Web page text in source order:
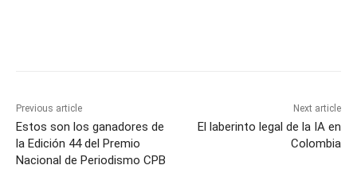
Previous article
Estos son los ganadores de
la Edición 44 del Premio
Nacional de Periodismo CPB
Next article
El laberinto legal de la IA en
Colombia